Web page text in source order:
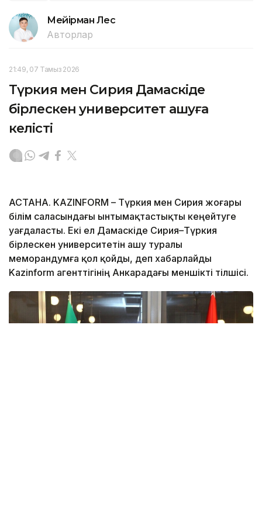
Мейірман Лес
Авторлар
21:49, 07 Тамыз 2026
Түркия мен Сирия Дамаскіде
бірлескен университет ашуға
келісті
АСТАНА. KAZINFORM – Түркия мен Сирия жоғары
білім саласындағы ынтымақтастықты кеңейтуге
уағдаласты. Екі ел Дамаскіде Сирия–Түркия
бірлескен университетін ашу туралы
меморандумға қол қойды, деп хабарлайды
Kazinform агенттігінің Анкарадағы меншікті тілшісі.